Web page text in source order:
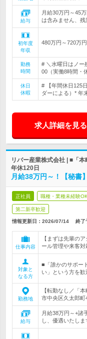
給与
月給30万円～45
は含みません、
初年度
年収
480万円～720万円
勤務
時間
# ＼水曜日はノー
00（実働8時間・
休日
休暇
# 【年間休日125
ダーによる）* 年
求人詳細を見る
リバー産業株式会社 | ■「
年休120日
月給38万円～！【秘書
正社員 職種・業種未経験OK
第二新卒歓迎
情報更新日：2026/07/14 終了
仕事内容
【まずは先輩の
ール管理や来客対
対象と
なる方
■「誰かのサポー
い」という方を
勤務地
【転勤なし／「
市中央区久太郎
給与
月給38万円～+諸
し、優遇いたし